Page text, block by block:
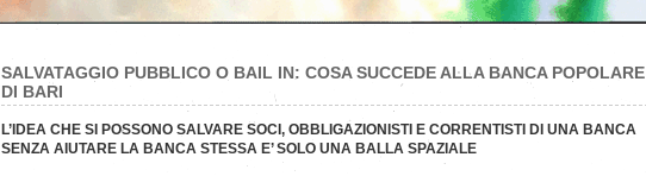
SALVATAGGIO PUBBLICO O BAIL IN: COSA SUCCEDE ALLA BANCA POPOLARE
DI BARI
L’IDEA CHE SI POSSONO SALVARE SOCI, OBBLIGAZIONISTI E CORRENTISTI DI UNA BANCA
SENZA AIUTARE LA BANCA STESSA E’ SOLO UNA BALLA SPAZIALE